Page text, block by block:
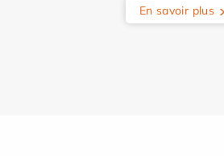
En savoir plus